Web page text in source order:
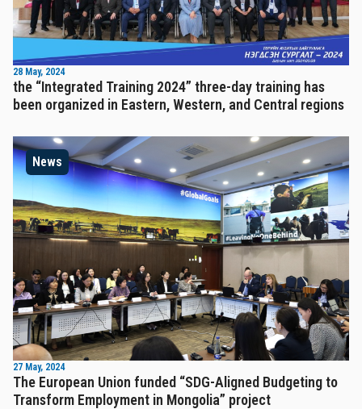
28 May, 2024
the “Integrated Training 2024” three-day training has
been organized in Eastern, Western, and Central regions
News
27 May, 2024
The European Union funded “SDG-Aligned Budgeting to
Transform Employment in Mongolia” project